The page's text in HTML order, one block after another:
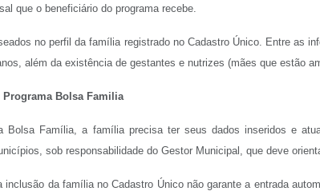
que o beneficiário do programa recebe.
no perfil da família registrado no Cadastro Único. Entre as
além da existência de gestantes e nutrizes (mães que estão
Bolsa Familia
Bolsa Família, a família precisa ter seus dados inseridos e
sob responsabilidade do Gestor Municipal, que deve
inclusão da família no Cadastro Único não garante a entrada